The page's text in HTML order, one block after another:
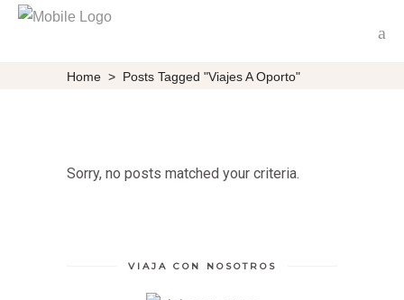
Home > Posts Tagged "Viajes A Oporto"
Sorry, no posts matched your criteria.
VIAJA CON NOSOTROS